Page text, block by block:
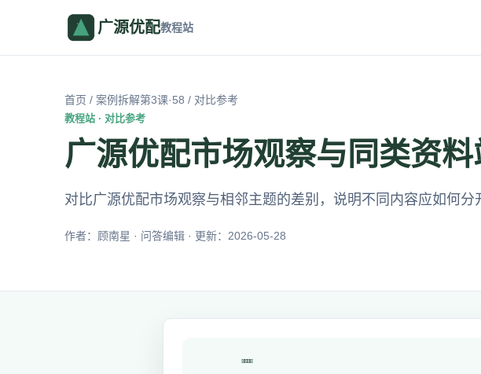
广源优配教程站
首页 / 案例拆解第3课·58 / 对比参考
教程站 · 对比参考
广源优配市场观察与同类资
对比广源优配市场观察与相邻主题的差别，说明不同内容应如何分
作者：顾南星 · 问答编辑 · 更新：2026-05-28